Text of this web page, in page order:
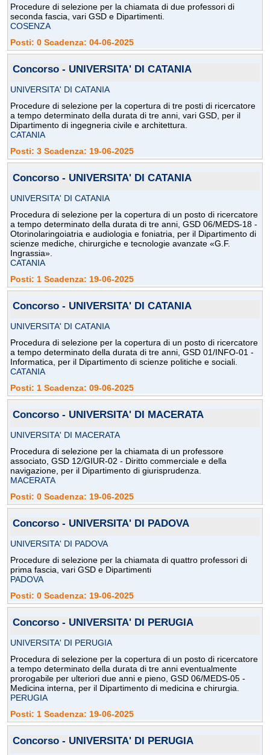
Procedure di selezione per la chiamata di due professori di
seconda fascia, vari GSD e Dipartimenti.
COSENZA
Posti: 0 Scadenza: 04-06-2025
Concorso - UNIVERSITA' DI CATANIA
UNIVERSITA' DI CATANIA
Procedure di selezione per la copertura di tre posti di ricercatore
a tempo determinato della durata di tre anni, vari GSD, per il
Dipartimento di ingegneria civile e architettura.
CATANIA
Posti: 3 Scadenza: 19-06-2025
Concorso - UNIVERSITA' DI CATANIA
UNIVERSITA' DI CATANIA
Procedura di selezione per la copertura di un posto di ricercatore
a tempo determinato della durata di tre anni, GSD 06/MEDS-18 -
Otorinolaringoiatria e audiologia e foniatria, per il Dipartimento di
scienze mediche, chirurgiche e tecnologie avanzate «G.F.
Ingrassia».
CATANIA
Posti: 1 Scadenza: 19-06-2025
Concorso - UNIVERSITA' DI CATANIA
UNIVERSITA' DI CATANIA
Procedura di selezione per la copertura di un posto di ricercatore
a tempo determinato della durata di tre anni, GSD 01/INFO-01 -
Informatica, per il Dipartimento di scienze politiche e sociali.
CATANIA
Posti: 1 Scadenza: 09-06-2025
Concorso - UNIVERSITA' DI MACERATA
UNIVERSITA' DI MACERATA
Procedura di selezione per la chiamata di un professore
associato, GSD 12/GIUR-02 - Diritto commerciale e della
navigazione, per il Dipartimento di giurisprudenza.
MACERATA
Posti: 0 Scadenza: 19-06-2025
Concorso - UNIVERSITA' DI PADOVA
UNIVERSITA' DI PADOVA
Procedure di selezione per la chiamata di quattro professori di
prima fascia, vari GSD e Dipartimenti
PADOVA
Posti: 0 Scadenza: 19-06-2025
Concorso - UNIVERSITA' DI PERUGIA
UNIVERSITA' DI PERUGIA
Procedura di selezione per la copertura di un posto di ricercatore
a tempo determinato della durata di tre anni eventualmente
prorogabile per ulteriori due anni e pieno, GSD 06/MEDS-05 -
Medicina interna, per il Dipartimento di medicina e chirurgia.
PERUGIA
Posti: 1 Scadenza: 19-06-2025
Concorso - UNIVERSITA' DI PERUGIA